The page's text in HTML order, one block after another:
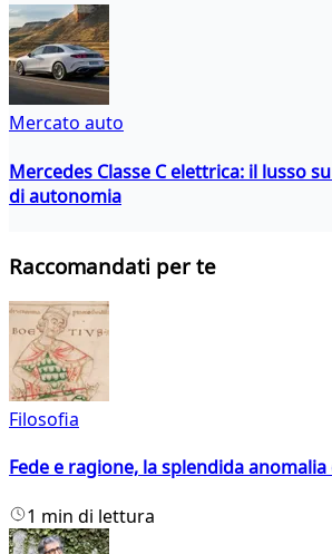
Mercato auto
Mercedes Classe C elettrica: il lusso
di autonomia
Raccomandati per te
Filosofia
Fede e ragione, la splendida
1 min di lettura